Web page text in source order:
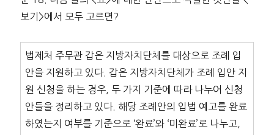
보기>에서 모두 고르면?
법제처 주무관 갑은 지방자치단체를 대상으로 조례 입
안을 지원하고 있다. 갑은 지방자치단체가 조례 입안 지
원 신청을 하는 경우, 두 가지 기준에 따라 나누어 신청
안들을 정리하고 있다. 해당 조례안의 입법 예고를 완료
하였는지 여부를 기준으로 ‘완료’와 ‘미완료’로 나누고,